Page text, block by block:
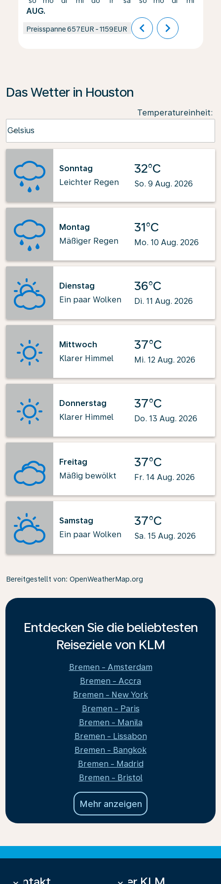
AUG.
Preisspanne657EUR -1159EUR chevron_left chevron_right
Das Wetter in Houston
Temperatureinheit:
Celsius
keyboard_arrow_down
Sonntag
Leichter Regen
32°C
So. 9 Aug. 2026
Montag
Mäßiger Regen
31°C
Mo. 10 Aug. 2026
Dienstag
Ein paar Wolken
36°C
Di. 11 Aug. 2026
Mittwoch
Klarer Himmel
37°C
Mi. 12 Aug. 2026
Donnerstag
Klarer Himmel
37°C
Do. 13 Aug. 2026
Freitag
Mäßig bewölkt
37°C
Fr. 14 Aug. 2026
Samstag
Ein paar Wolken
37°C
Sa. 15 Aug. 2026
Bereitgestellt von: OpenWeatherMap.org
Entdecken Sie die beliebtesten
Reiseziele von KLM
Bremen - Amsterdam
Bremen - Accra
Bremen - New York
Bremen - Paris
Bremen - Manila
Bremen - Lissabon
Bremen - Bangkok
Bremen - Madrid
Bremen - Bristol
Mehr anzeigen